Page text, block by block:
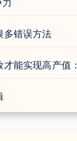
多错误方法
能实现高产值：